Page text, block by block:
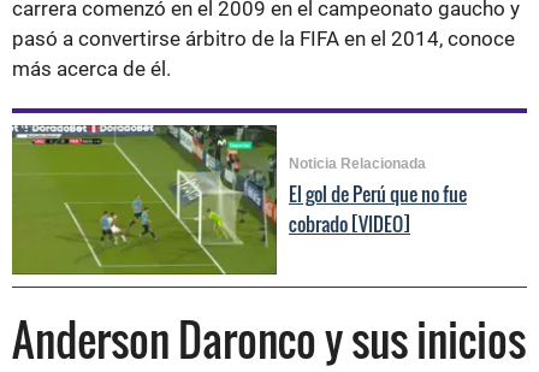
carrera comenzó en el 2009 en el campeonato gaucho y
pasó a convertirse árbitro de la FIFA en el 2014, conoce
más acerca de él.
Noticia Relacionada
El gol de Perú que no fue
cobrado [VIDEO]
Anderson Daronco y sus inicios